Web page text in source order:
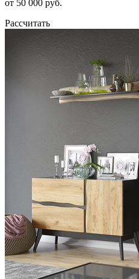
от 50 000 руб.
Рассчитать